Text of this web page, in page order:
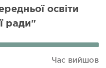
освіти
ради"
Час вийшов